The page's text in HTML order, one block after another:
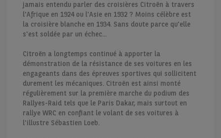
jamais entendu parler des croisières Citroën à travers
l'Afrique en 1924 ou l'Asie en 1932 ? Moins célèbre est
la croisière blanche en 1934. Sans doute parce qu'elle
s'est soldée par un échec...
Citroën a longtemps continué à apporter la
démonstration de la résistance de ses voitures en les
engageants dans des épreuves sportives qui sollicitent
durement les mécaniques. Citroën est ainsi monté
régulièrement sur la première marche du podium des
Rallyes-Raid tels que le Paris Dakar, mais surtout en
rallye WRC en confiant le volant de ses voitures à
l'illustre Sébastien Loeb.